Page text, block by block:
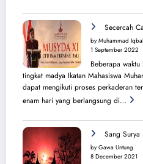
Secercah
by Muhammad Iqbal
1 September 2022
Beberapa
tingkat madya Ikatan Mahasiswa
dapat mengikuti proses perkaderan
enam hari yang berlangsung di…
Sang
by Gawa Untung
8 December 2021